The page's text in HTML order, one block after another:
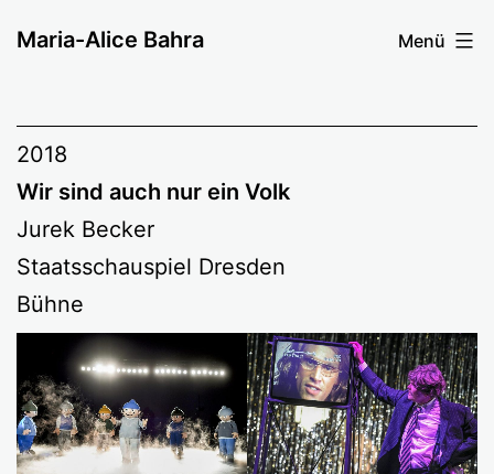
Inhalt
Maria-Alice Bahra Menü
2018
Wir sind auch nur ein Volk
Jurek Becker
Staatsschauspiel Dresden
Bühne